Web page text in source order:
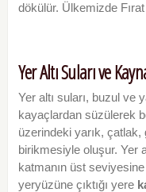
dökülür. Ülkemizde
Yer Altı Suları ve
Yer altı suları, buzul ve
kayaçlardan süzülerek
üzerindeki yarık,
birikmesiyle oluşur. Yer
katmanın üst
yeryüzüne çıktığı yere